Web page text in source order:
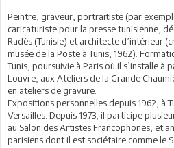
Peintre, graveur, portraitiste (par
caricaturiste pour la presse tunisienne,
Radès (Tunisie) et architecte d’intérieur
musée de la Poste à Tunis, 1962).
Tunis, poursuivie à Paris où il s’installe à
Louvre, aux Ateliers de la Grande
en ateliers de gravure.
Expositions personnelles depuis 1962, à
Versailles. Depuis 1973, il participe
au Salon des Artistes Francophones, et
parisiens dont il est sociétaire comme le